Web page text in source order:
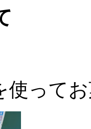
使って